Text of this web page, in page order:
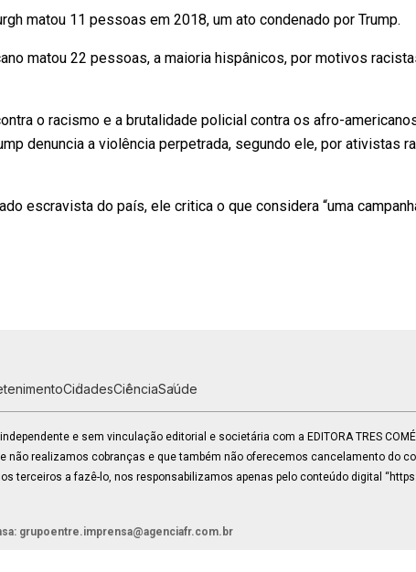
matou 11 pessoas em 2018, um ato condenado por Trump.
matou 22 pessoas, a maioria hispânicos, por motivos
o racismo e a brutalidade policial contra os afro-
denuncia a violência perpetrada, segundo ele, por ativistas
escravista do país, ele critica o que considera “uma
CidadesCiênciaSaúde
e sem vinculação editorial e societária com a EDITORA TRES
não realizamos cobranças e que também não oferecemos cancelamento do
terceiros a fazê-lo, nos responsabilizamos apenas pelo conteúdo digital
grupoentre.imprensa@agenciafr.com.br